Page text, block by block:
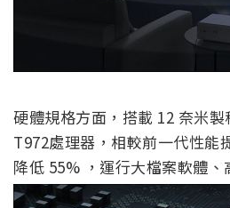
硬體規格方面，搭載 12 奈米
T972處理器，相較前一代性能
降低 55% ，運行大檔案軟體、